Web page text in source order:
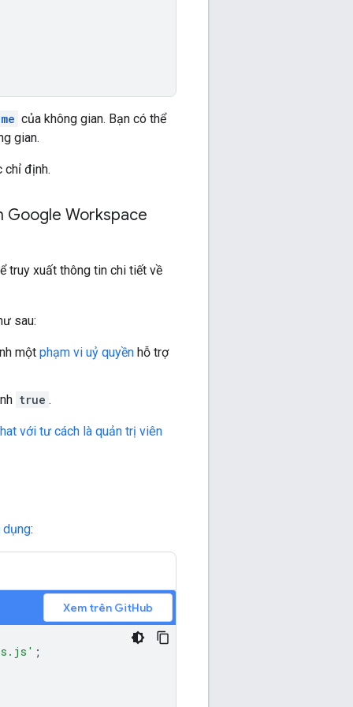
của không gian. Bạn có thể
gian.
chỉ định.
Google Workspace
truy xuất thông tin chi tiết về
sau:
một phạm vi uỷ quyền hỗ trợ
true .
với tư cách là quản trị viên
dụng:
Xem trên GitHub
;